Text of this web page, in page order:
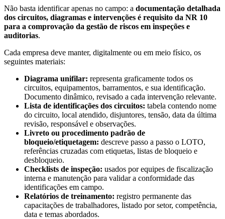
Não basta identificar apenas no campo: a documentação detalhada
dos circuitos, diagramas e intervenções é requisito da NR 10
para a comprovação da gestão de riscos em inspeções e
auditorias.
Cada empresa deve manter, digitalmente ou em meio físico, os
seguintes materiais:
Diagrama unifilar: representa graficamente todos os
circuitos, equipamentos, barramentos, e sua identificação.
Documento dinâmico, revisado a cada intervenção relevante.
Lista de identificações dos circuitos: tabela contendo nome
do circuito, local atendido, disjuntores, tensão, data da última
revisão, responsável e observações.
Livreto ou procedimento padrão de
bloqueio/etiquetagem: descreve passo a passo o LOTO,
referências cruzadas com etiquetas, listas de bloqueio e
desbloqueio.
Checklists de inspeção: usados por equipes de fiscalização
interna e manutenção para validar a conformidade das
identificações em campo.
Relatórios de treinamento: registro permanente das
capacitações de trabalhadores, listado por setor, competência,
data e temas abordados.